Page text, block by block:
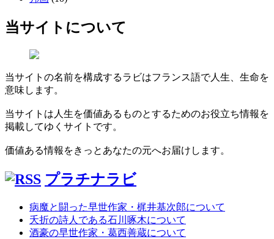
当サイトについて
当サイトの名前を構成するラビはフランス語で人生、生命を
意味します。
当サイトは人生を価値あるものとするためのお役立ち情報を
掲載してゆくサイトです。
価値ある情報をきっとあなたの元へお届けします。
プラチナラビ
病魔と闘った早世作家・梶井基次郎について
夭折の詩人である石川啄木について
酒豪の早世作家・葛西善蔵について